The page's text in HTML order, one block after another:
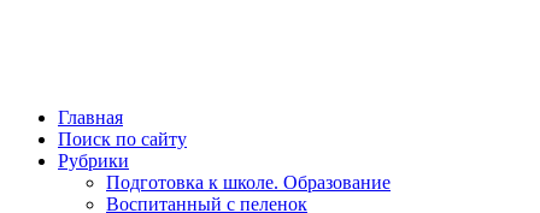
Главная
Поиск по сайту
Рубрики
Подготовка к школе. Образование
Воспитанный с пеленок